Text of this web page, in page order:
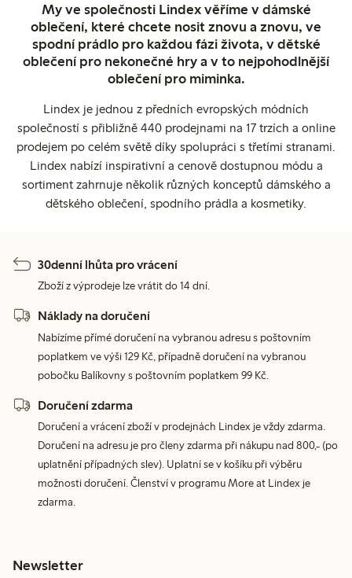
My ve společnosti Lindex věříme v dámské
oblečení, které chcete nosit znovu a znovu, ve
spodní prádlo pro každou fázi života, v dětské
oblečení pro nekonečné hry a v to nejpohodlnější
oblečení pro miminka.
Lindex je jednou z předních evropských módních
společností s přibližně 440 prodejnami na 17 trzích a online
prodejem po celém světě díky spolupráci s třetími stranami.
Lindex nabízí inspirativní a cenově dostupnou módu a
sortiment zahrnuje několik různých konceptů dámského a
dětského oblečení, spodního prádla a kosmetiky.
30denní lhůta pro vrácení
Zboží z výprodeje lze vrátit do 14 dní.
Náklady na doručení
Nabízíme přímé doručení na vybranou adresu s poštovním
poplatkem ve výši 129 Kč, případně doručení na vybranou
pobočku Balíkovny s poštovním poplatkem 99 Kč.
Doručení zdarma
Doručení a vrácení zboží v prodejnách Lindex je vždy zdarma.
Doručení na adresu je pro členy zdarma při nákupu nad 800,- (po
uplatnění případných slev). Uplatní se v košíku při výběru
možnosti doručení. Členství v programu More at Lindex je
zdarma.
Newsletter